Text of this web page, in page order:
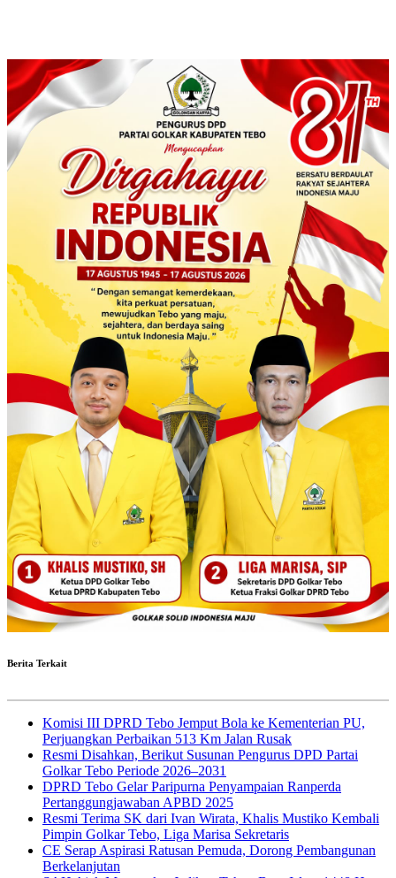
Berita Terkait
Komisi III DPRD Tebo Jemput Bola ke Kementerian PU,
Perjuangkan Perbaikan 513 Km Jalan Rusak
Resmi Disahkan, Berikut Susunan Pengurus DPD Partai
Golkar Tebo Periode 2026–2031
DPRD Tebo Gelar Paripurna Penyampaian Ranperda
Pertanggungjawaban APBD 2025
Resmi Terima SK dari Ivan Wirata, Khalis Mustiko Kembali
Pimpin Golkar Tebo, Liga Marisa Sekretaris
CE Serap Aspirasi Ratusan Pemuda, Dorong Pembangunan
Berkelanjutan